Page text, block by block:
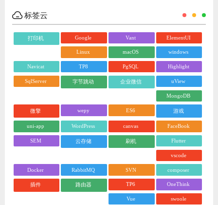
标签云
打印机 Google Vant ElementUI
Linux macOS windows
Navicat TP8 PgSQL Highlight
SqlServer 字节跳动 企业微信 uView
MongoDB
微擎 wepy ES6 游戏
uni-app WordPress canvas FaceBook
SEM 云存储 刷机 Flutter
vscode
Docker RabbitMQ SVN composer
插件 路由器 TP6 OneThink
Vue swoole